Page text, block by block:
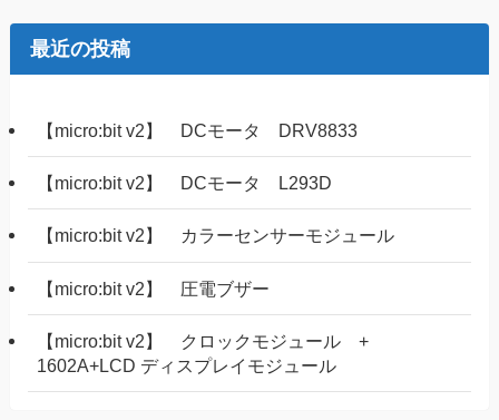
最近の投稿
【micro:bit v2】 DCモータ DRV8833
【micro:bit v2】 DCモータ L293D
【micro:bit v2】 カラーセンサーモジュール
【micro:bit v2】 圧電ブザー
【micro:bit v2】 クロックモジュール +
1602A+LCD ディスプレイモジュール